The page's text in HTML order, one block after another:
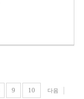
9 10
다음